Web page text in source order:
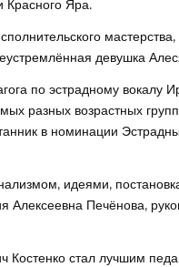
Красного Яра.
девушка
по эстрадному вокалу
разных возрастных
в номинации
идеями,
Алексеевна Печёнова,
Костенко стал лучшим